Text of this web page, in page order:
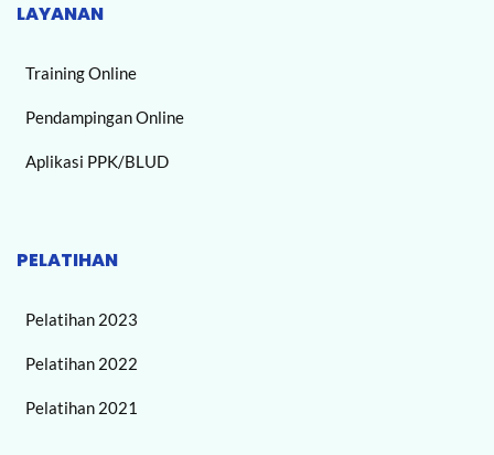
LAYANAN
Training Online
Pendampingan Online
Aplikasi PPK/BLUD
PELATIHAN
Pelatihan 2023
Pelatihan 2022
Pelatihan 2021